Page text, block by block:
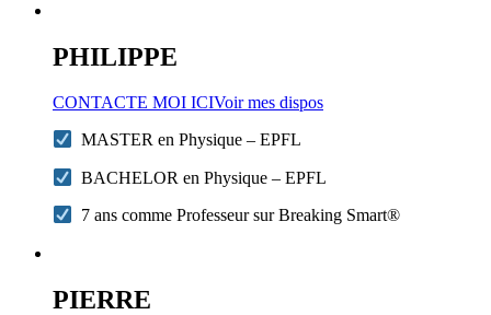
PHILIPPE
CONTACTE MOI ICIVoir mes dispos
MASTER en Physique – EPFL
BACHELOR en Physique – EPFL
7 ans comme Professeur sur Breaking Smart®
PIERRE